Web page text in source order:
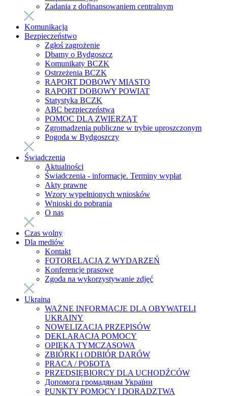
Zadania z dofinansowaniem centralnym
Komunikacja
Bezpieczeństwo
Zgłoś zagrożenie
Dbamy o Bydgoszcz
Komunikaty BCZK
Ostrzeżenia BCZK
RAPORT DOBOWY MIASTO
RAPORT DOBOWY POWIAT
Statystyka BCZK
ABC bezpieczeństwa
POMOC DLA ZWIERZĄT
Zgromadzenia publiczne w trybie uproszczonym
Pogoda w Bydgoszczy
Świadczenia
Aktualności
Świadczenia - informacje. Terminy wypłat
Akty prawne
Wzory wypełnionych wniosków
Wnioski do pobrania
O nas
Czas wolny
Dla mediów
Kontakt
FOTORELACJA Z WYDARZEŃ
Konferencje prasowe
Zgoda na wykorzystywanie zdjęć
Ukraina
WAŻNE INFORMACJE DLA OBYWATELI
UKRAINY
NOWELIZACJA PRZEPISÓW
DEKLARACJA POMOCY
OPIEKA TYMCZASOWA
ZBIÓRKI i ODBIÓR DARÓW
PRACA / РОБОТА
PRZEDSIĘBIORCY DLA UCHODŹCÓW
Допомога громадянам України
PUNKTY POMOCY I DORADZTWA